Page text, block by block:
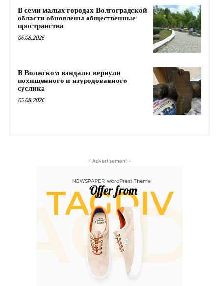
В семи малых городах Волгоградской
области обновлены общественные
пространства
06.08.2026
В Волжском вандалы вернули
похищенного и изуродованного
суслика
05.08.2026
- Advertisement -